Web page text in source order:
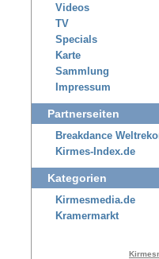
Videos
TV
Specials
Karte
Sammlung
Impressum
Partnerseiten
Breakdance
Kirmes-Index.de
Kategorien
Kirmesmedia.de
Kramermarkt